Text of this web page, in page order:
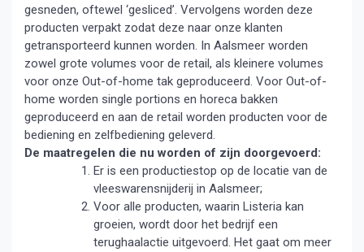
gesneden, oftewel ‘gesliced’. Vervolgens worden deze
producten verpakt zodat deze naar onze klanten
getransporteerd kunnen worden. In Aalsmeer worden
zowel grote volumes voor de retail, als kleinere volumes
voor onze Out-of-home tak geproduceerd. Voor Out-of-
home worden single portions en horeca bakken
geproduceerd en aan de retail worden producten voor de
bediening en zelfbediening geleverd.
De maatregelen die nu worden of zijn doorgevoerd:
Er is een productiestop op de locatie van de
vleeswarensnijderij in Aalsmeer;
Voor alle producten, waarin Listeria kan
groeien, wordt door het bedrijf een
terughaalactie uitgevoerd. Het gaat om meer